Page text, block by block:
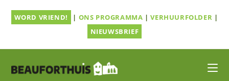
naarWORD VRIEND! | ONS PROGRAMMA |VERHUURFOLDER |
NIEUWSBRIEF